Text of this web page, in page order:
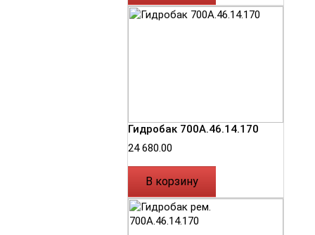
Гидробак 700А.46.14.170
24 680.00
В корзину